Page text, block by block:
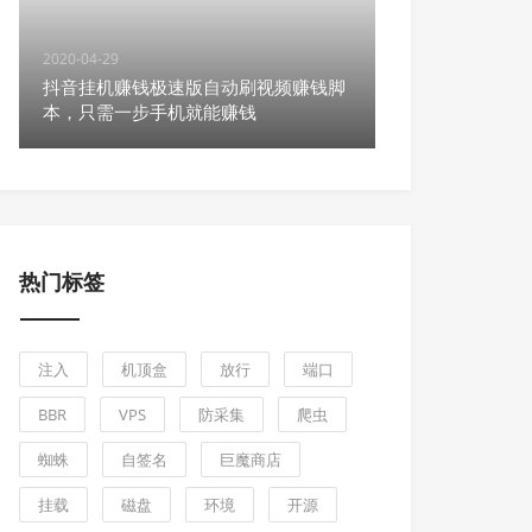
2020-04-29
抖音挂机赚钱极速版自动刷视频赚钱脚
本，只需一步手机就能赚钱
热门标签
注入 机顶盒 放行 端口
BBR VPS 防采集 爬虫
蜘蛛 自签名 巨魔商店
挂载 磁盘 环境 开源